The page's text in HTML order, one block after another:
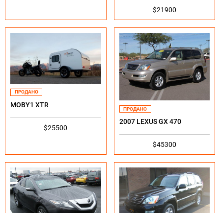
$21900
ПРОДАНО
MOBY1 XTR
$25500
ПРОДАНО
2007 LEXUS GX 470
$45300